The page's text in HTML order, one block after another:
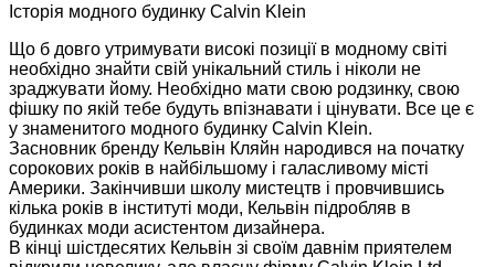
Історія модного будинку Calvin Klein
Що б довго утримувати високі позиції в модному світі
необхідно знайти свій унікальний стиль і ніколи не
зраджувати йому. Необхідно мати свою родзинку, свою
фішку по якій тебе будуть впізнавати і цінувати. Все це є
у знаменитого модного будинку Calvin Klein.
Засновник бренду Кельвін Кляйн народився на початку
сорокових років в найбільшому і галасливому місті
Америки. Закінчивши школу мистецтв і провчившись
кілька років в інституті моди, Кельвін підробляв в
будинках моди асистентом дизайнера.
В кінці шістдесятих Кельвін зі своїм давнім приятелем